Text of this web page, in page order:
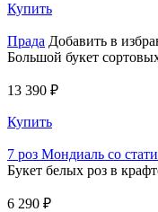
Купить
Прада Добавить в
Большой букет
13 390 ₽
Купить
7 роз Мондиаль со
Букет белых роз в
6 290 ₽